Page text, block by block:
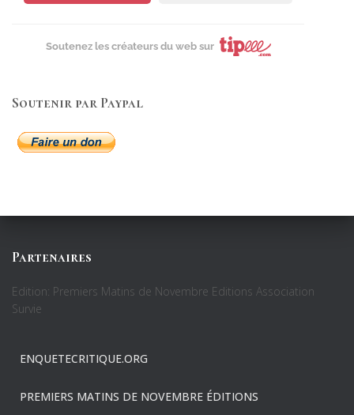
Soutenez les créateurs du web sur
Soutenir par Paypal
Partenaires
Edition: Premiers Matins de Novembre Editions Association
Survie
ENQUETECRITIQUE.ORG
PREMIERS MATINS DE NOVEMBRE ÉDITIONS